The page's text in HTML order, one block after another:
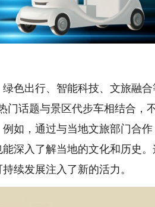
出行、智能科技、文旅融合
门话题与景区代步车相结合，
如，通过与当地文旅部门合
深入了解当地的文化和历史
续发展注入了新的活力。